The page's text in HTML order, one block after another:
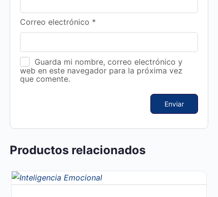
Correo electrónico *
Guarda mi nombre, correo electrónico y
web en este navegador para la próxima vez
que comente.
Productos relacionados